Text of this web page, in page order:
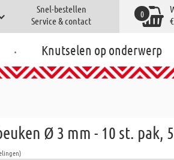
Snel-bestellen
Service & contact
0
. Knutselen op onderwerp
Ø 3 mm - 10 st. pak,